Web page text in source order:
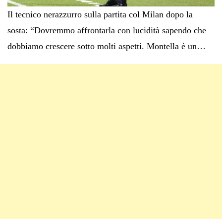
Il tecnico nerazzurro sulla partita col Milan dopo la
sosta: “Dovremmo affrontarla con lucidità sapendo che
dobbiamo crescere sotto molti aspetti. Montella è un…